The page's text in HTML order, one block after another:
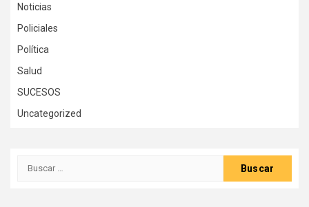
Noticias
Policiales
Política
Salud
SUCESOS
Uncategorized
Buscar: